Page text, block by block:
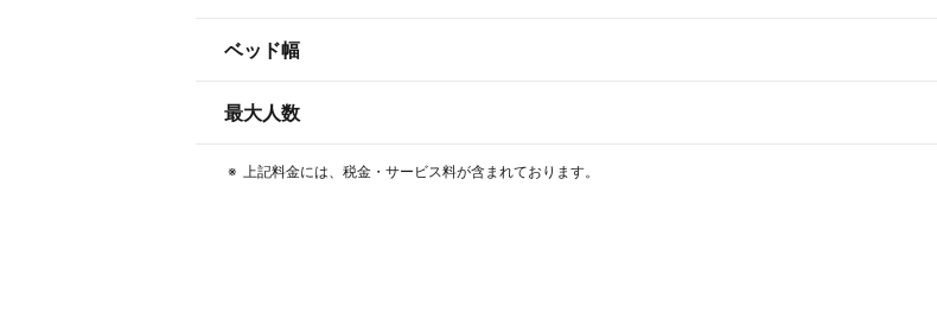
ベッド幅
最大人数
上記料金には、税金・サービス料が含まれております。